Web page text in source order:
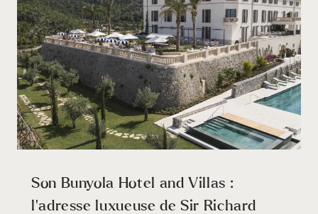
Son Bunyola Hotel and Villas :
l’adresse luxueuse de Sir Richard